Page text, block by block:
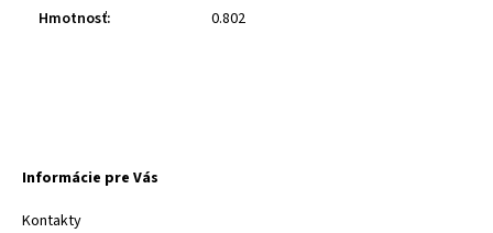
Hmotnosť: 0.802
Informácie pre Vás
Kontakty